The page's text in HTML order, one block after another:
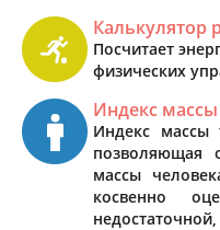
Калькулятор
Посчитает
физических
Индекс массы
Индекс
позволяющая
массы
косвенно